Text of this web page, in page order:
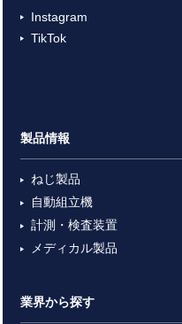
Instagram
TikTok
製品情報
ねじ製品
自動組立機
計測・検査装置
メディカル製品
業界から探す